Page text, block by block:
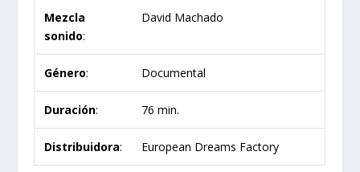
Mezcla
sonido:
David Machado
Género: Documental
Duración: 76 min.
Distribuidora: European Dreams Factory